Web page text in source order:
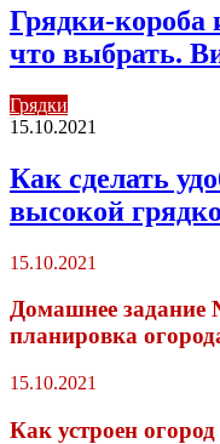
Грядки-
что выбрать.
Грядки
15.10.2021
Как сделать
высокой
15.10.2021
Домашнее задание
планировка
15.10.2021
Как устроен